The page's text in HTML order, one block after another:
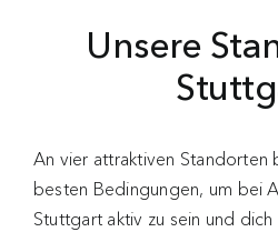
Unsere
An vier attraktiven Standorten
besten Bedingungen, um bei
Stuttgart aktiv zu sein und